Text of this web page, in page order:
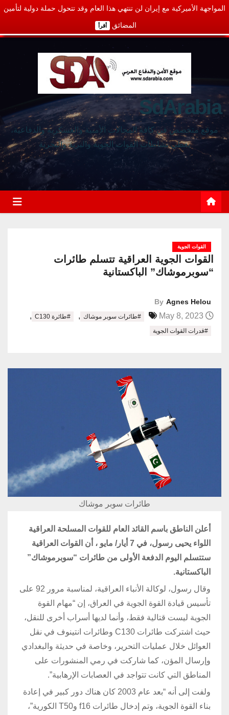
المواجهة الأميركية مع إيران لن تنتهي هذا العام وقد تتحول حملة دولية لتأمين
المضائق أقرأ
SdArabia
موقع متخصص في كافة المجالات الأمنية والعسكرية والدفاعية،
يغطي نشاطات القوات الجوية والبرية والبحرية
القوات الجوية
القوات الجوية العراقية تتسلم طائرات
“سوبرموشاك” الباكستانية
By Agnes Helou
#طائرات سوبر موشاك , #طائرة C130 ,
#قدرات القوات الجوية
طائرات سوبر موشاك
أعلن الناطق باسم القائد العام للقوات المسلحة العراقية
اللواء يحيى رسول، في 7 أيار/ مايو ، أن القوات العراقية
ستتسلم اليوم الدفعة الأولى من طائرات “سوبرموشاك”
الباكستانية.
وقال رسول، لوكالة الأنباء العراقية، لمناسبة مرور 92 على
تأسيس قيادة القوة الجوية في العراق، إن “مهام القوة
الجوية ليست قتالية فقط، وأنما لديها أسراب أخرى للنقل،
حيث اشتركت طائرات C130 وطائرات انتينوف في نقل
العوائل خلال عمليات التحرير، وخاصة في حديثة والبغدادي
وإرسال المؤن، كما شاركت في رمي المنشورات على
المناطق التي كانت تتواجد في العصابات الإرهابية”.
ولفت إلى أنه “بعد عام 2003 كان هناك دور كبير في إعادة
بناء القوة الجوية، وتم إدخال طائرات f16 وT50 الكورية”،